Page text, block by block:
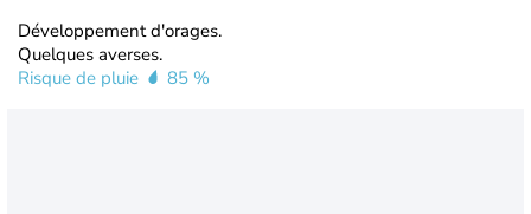
Développement d'orages.
Quelques averses.
Risque de pluie
85 %